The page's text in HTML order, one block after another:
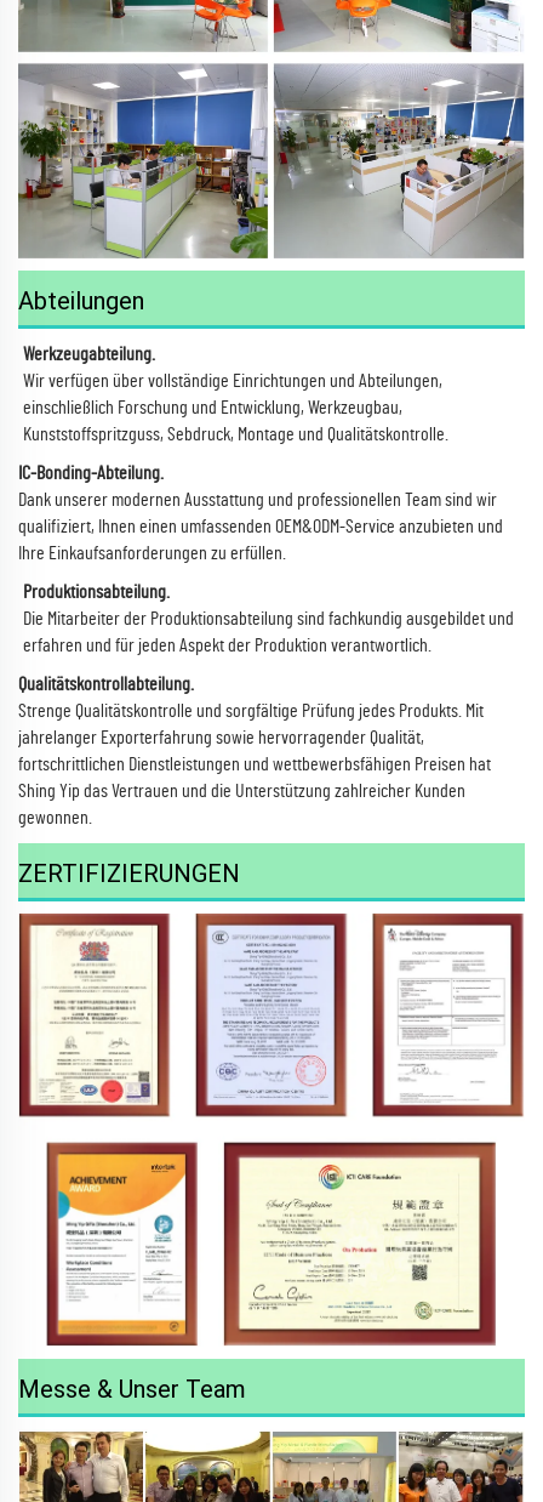
Abteilungen
Werkzeugabteilung.
Wir verfügen über vollständige Einrichtungen und Abteilungen,
einschließlich Forschung und Entwicklung, Werkzeugbau,
Kunststoffspritzguss, Sebdruck, Montage und Qualitätskontrolle.
IC-Bonding-Abteilung.
Dank unserer modernen Ausstattung und professionellen Team sind wir
qualifiziert, Ihnen einen umfassenden OEM&ODM-Service anzubieten und
Ihre Einkaufsanforderungen zu erfüllen.
Produktionsabteilung.
Die Mitarbeiter der Produktionsabteilung sind fachkundig ausgebildet und
erfahren und für jeden Aspekt der Produktion verantwortlich.
Qualitätskontrollabteilung.
Strenge Qualitätskontrolle und sorgfältige Prüfung jedes Produkts. Mit
jahrelanger Exporterfahrung sowie hervorragender Qualität,
fortschrittlichen Dienstleistungen und wettbewerbsfähigen Preisen hat
Shing Yip das Vertrauen und die Unterstützung zahlreicher Kunden
gewonnen.
ZERTIFIZIERUNGEN
Messe & Unser Team